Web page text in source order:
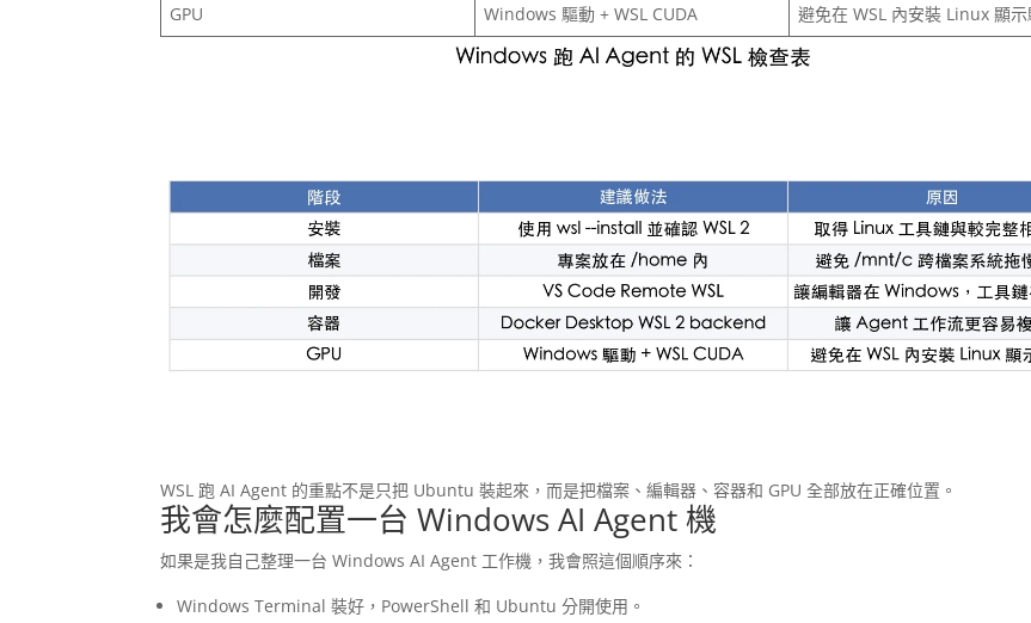
GPU
Windows 驅動 + WSL CUDA 避免在 WSL 內安裝 Linux 顯示
WSL 跑 AI Agent 的重點不是只把 Ubuntu 裝起來，而是把檔案、編輯器、容器和 GPU 全部放在正確位置。
我會怎麼配置一台 Windows AI Agent 機
如果是我自己整理一台 Windows AI Agent 工作機，我會照這個順序來：
Windows Terminal 裝好，PowerShell 和 Ubuntu 分開使用。